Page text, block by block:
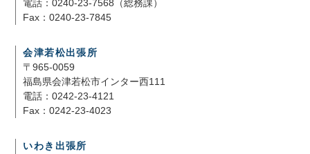
電話：0240-23-7568（総務課）
Fax：0240-23-7845
会津若松出張所
〒965-0059
福島県会津若松市インター西111
電話：0242-23-4121
Fax：0242-23-4023
いわき出張所